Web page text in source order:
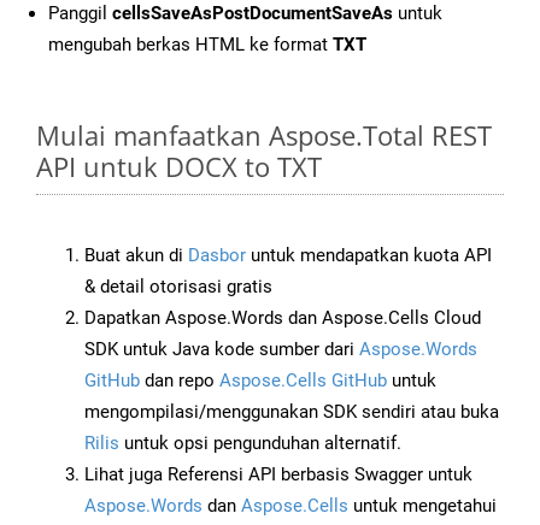
Panggil cellsSaveAsPostDocumentSaveAs untuk
mengubah berkas HTML ke format TXT
Mulai manfaatkan Aspose.Total REST
API untuk DOCX to TXT
Buat akun di Dasbor untuk mendapatkan kuota API
& detail otorisasi gratis
Dapatkan Aspose.Words dan Aspose.Cells Cloud
SDK untuk Java kode sumber dari Aspose.Words
GitHub dan repo Aspose.Cells GitHub untuk
mengompilasi/menggunakan SDK sendiri atau buka
Rilis untuk opsi pengunduhan alternatif.
Lihat juga Referensi API berbasis Swagger untuk
Aspose.Words dan Aspose.Cells untuk mengetahui